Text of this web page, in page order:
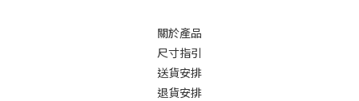
關於產品
尺寸指引
送貨安排
退貨安排